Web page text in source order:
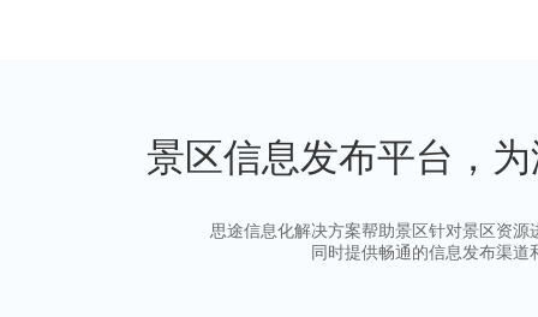
景区信息发布平台，
思途信息化解决方案帮助景区针对景区资
同时提供畅通的信息发布渠